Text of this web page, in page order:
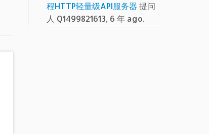
程HTTP轻量级API服务器 提问
人 Q1499821613, 6 年 ago.